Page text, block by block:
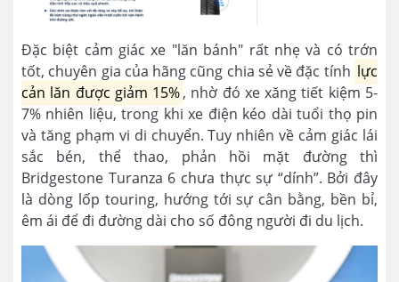
Đặc biệt cảm giác xe "lăn bánh" rất nhẹ và có trớn
tốt, chuyên gia của hãng cũng chia sẻ về đặc tính lực
cản lăn được giảm 15%, nhờ đó xe xăng tiết kiệm 5-
7% nhiên liệu, trong khi xe điện kéo dài tuổi thọ pin
và tăng phạm vi di chuyển. Tuy nhiên về cảm giác lái
sắc bén, thể thao, phản hồi mặt đường thì
Bridgestone Turanza 6 chưa thực sự “dính”. Bởi đây
là dòng lốp touring, hướng tới sự cân bằng, bền bỉ,
êm ái để đi đường dài cho số đông người đi du lịch.